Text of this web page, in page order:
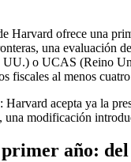
Harvard ofrece una
una
o UCAS (Reino
fiscales al menos
acepta ya la
una modificación
año: